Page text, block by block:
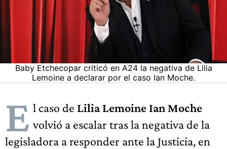
Baby Etchecopar criticó en A24 la negativa de Lilia
Lemoine a declarar por el caso Ian Moche.
E l caso de Lilia Lemoine Ian Moche
volvió a escalar tras la negativa de la
legisladora a responder ante la Justicia, en